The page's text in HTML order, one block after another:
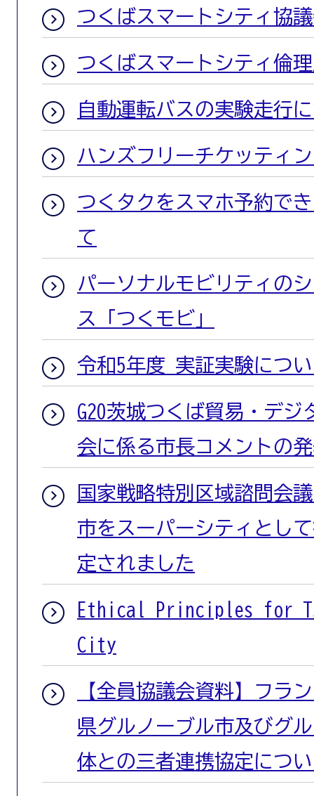
つくばスマートシティ協
つくばスマートシティ倫
自動運転バスの実験走行
ハンズフリーチケッティ
つくタクをスマホ予約で
て
パーソナルモビリティの
ス「つくモビ」
令和5年度 実証実験につ
G20茨城つくば貿易・デジ
会に係る市長コメントの
国家戦略特別区域諮問会
市をスーパーシティとし
定されました
Ethical Principles for
City
【全員協議会資料】フラ
県グルノーブル市及びグ
体との三者連携協定につ